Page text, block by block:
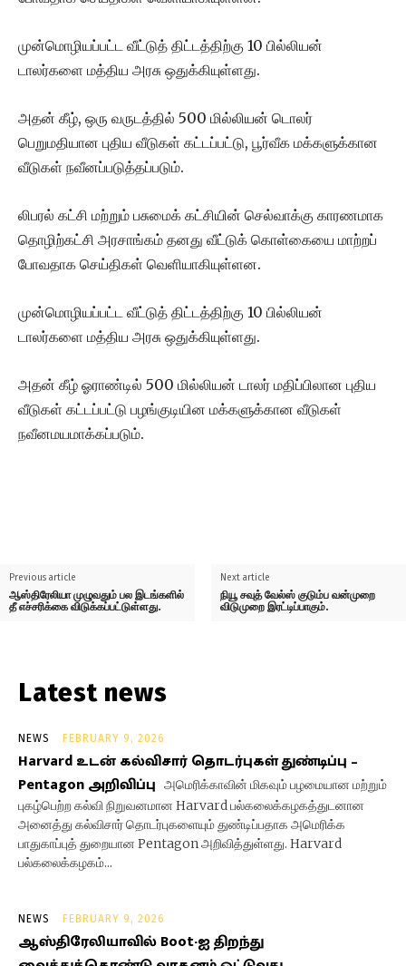
முன்மொழியப்பட்ட வீட்டுத் திட்டத்திற்கு 10 பில்லியன்
டாலர்களை மத்திய அரசு ஒதுக்கியுள்ளது.
அதன் கீழ், ஒரு வருடத்தில் 500 மில்லியன் டொலர்
பெறுமதியான புதிய வீடுகள் கட்டப்பட்டு, பூர்வீக மக்களுக்கான
வீடுகள் நவீனப்படுத்தப்படும்.
லிபரல் கட்சி மற்றும் பசுமைக் கட்சியின் செல்வாக்கு காரணமாக
தொழிற்கட்சி அரசாங்கம் தனது வீட்டுக் கொள்கையை மாற்றப்
போவதாக செய்திகள் வெளியாகியுள்ளன.
முன்மொழியப்பட்ட வீட்டுத் திட்டத்திற்கு 10 பில்லியன்
டாலர்களை மத்திய அரசு ஒதுக்கியுள்ளது.
அதன் கீழ் ஓராண்டில் 500 மில்லியன் டாலர் மதிப்பிலான புதிய
வீடுகள் கட்டப்பட்டு பழங்குடியின மக்களுக்கான வீடுகள்
நவீனமயமாக்கப்படும்.
Previous article
ஆஸ்திரேலியா முழுவதும் பல இடங்களில்
தீ எச்சரிக்கை விடுக்கப்பட்டுள்ளது.
Next article
நியூ சவுத் வேல்ஸ் குடும்ப வன்முறை
விடுமுறை இரட்டிப்பாகும்.
Latest news
NEWS FEBRUARY 9, 2026
Harvard உடன் கல்விசார் தொடர்புகள் துண்டிப்பு –
Pentagon அறிவிப்பு அமெரிக்காவின் மிகவும் பழமையான மற்றும்
புகழ்பெற்ற கல்வி நிறுவனமான Harvard பல்கலைக்கழகத்துடனான
அனைத்து கல்விசார் தொடர்புகளையும் துண்டிப்பதாக அமெரிக்க
பாதுகாப்புத் துறையான Pentagon அறிவித்துள்ளது. Harvard
பல்கலைக்கழகம்...
NEWS FEBRUARY 9, 2026
ஆஸ்திரேலியாவில் Boot-ஐ திறந்து